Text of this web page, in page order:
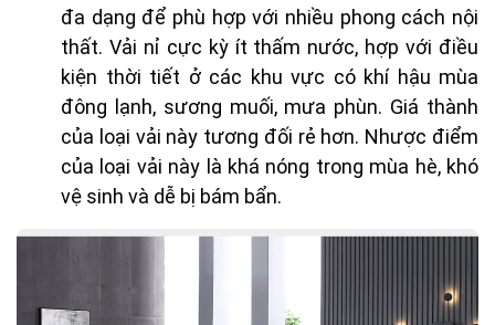
đa dạng để phù hợp với nhiều phong cách nội
thất. Vải nỉ cực kỳ ít thấm nước, hợp với điều
kiện thời tiết ở các khu vực có khí hậu mùa
đông lạnh, sương muối, mưa phùn. Giá thành
của loại vải này tương đối rẻ hơn. Nhược điểm
của loại vải này là khá nóng trong mùa hè, khó
vệ sinh và dễ bị bám bẩn.